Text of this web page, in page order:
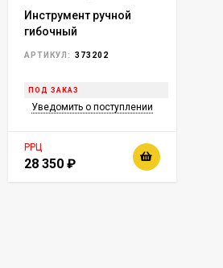
Инструмент ручной
гибочный
АРТИКУЛ: 373202
ПОД ЗАКАЗ
Уведомить о поступлении
РРЦ
28 350 ₽